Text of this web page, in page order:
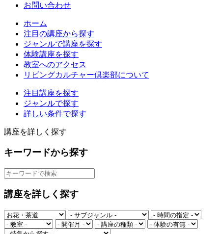
お問い合わせ
ホーム
注目の講座から探す
ジャンルで講座を探す
体験講座を探す
教室へのアクセス
リビングカルチャー倶楽部について
注目講座を探す
ジャンルで探す
詳しい条件で探す
講座を詳しく探す
キーワードから探す
講座を詳しく探す